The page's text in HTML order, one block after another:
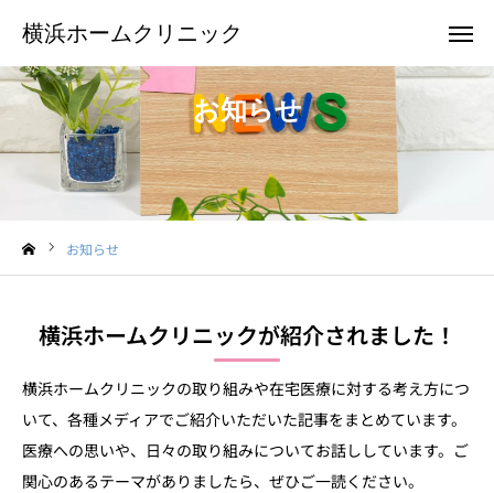
横浜ホームクリニック
お知らせ
お知らせ
横浜ホームクリニックが紹介されました！
横浜ホームクリニックの取り組みや在宅医療に対する考え方につ
いて、各種メディアでご紹介いただいた記事をまとめています。
医療への思いや、日々の取り組みについてお話ししています。ご
関心のあるテーマがありましたら、ぜひご一読ください。
横浜ホームクリニック
お電話 メール
クリニックTwitter
横浜ホームクリニックについて
お申込み
お問合せ